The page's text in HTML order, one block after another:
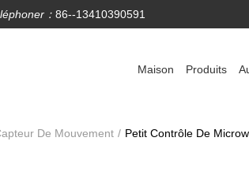
： 86--13410390591
Maison Produits
De Mouvement / Petit Contrôle De